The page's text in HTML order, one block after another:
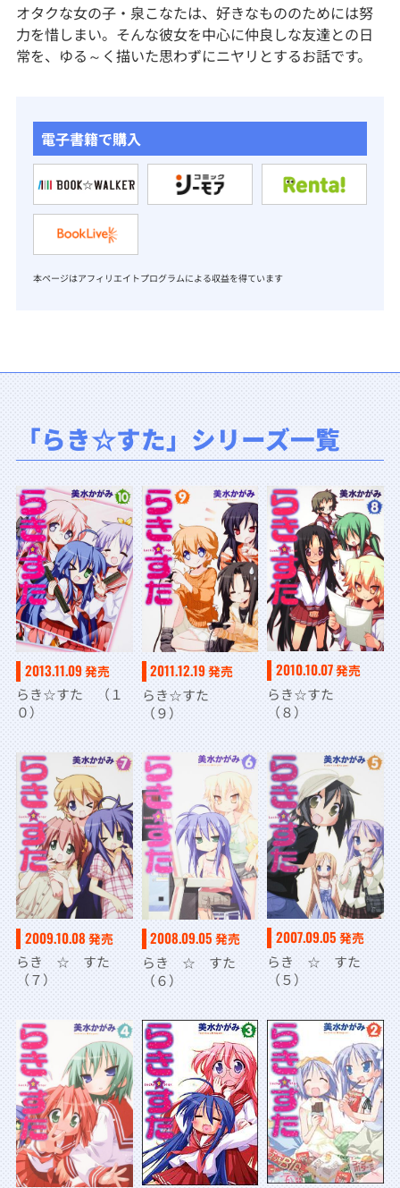
オタクな女の子・泉こなたは、好きなもののためには努
力を惜しまい。そんな彼女を中心に仲良しな友達との日
常を、ゆる～く描いた思わずにニヤリとするお話です。
電子書籍で購入
本ページはアフィリエイトプログラムによる収益を得ています
「らき☆すた」シリーズ一覧
2013.11.09発売
らき☆すた （１
０）
2011.12.19発売
らき☆すた
（９）
2010.10.07発売
らき☆すた
（８）
2009.10.08 発売
らき ☆ すた
（７）
2008.09.05 発売
らき ☆ すた
（６）
2007.09.05 発売
らき ☆ すた
（５）